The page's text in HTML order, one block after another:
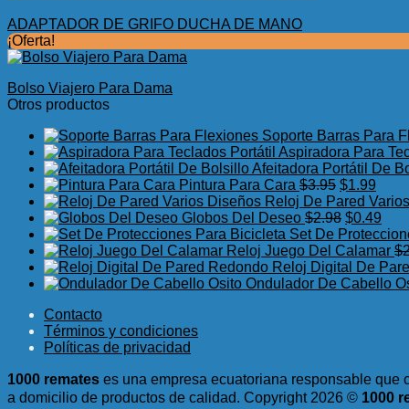
ADAPTADOR DE GRIFO DUCHA DE MANO
¡Oferta!
Bolso Viajero Para Dama
Otros productos
Soporte Barras Para
Aspiradora Para
Afeitadora Portátil De
Pintura Para Cara $3.95 El
precio
original
era:
$3.95.
$1.99
actual
es:
Reloj De Pared
Globos Del Deseo $2.98 El
precio
original
era:
$2.98.
$0.49
es:
Set De
Reloj Juego Del Calamar $
Reloj Digital De
Ondulador De Cabello
Contacto
Términos y condiciones
Políticas de privacidad
1000 remates es una empresa ecuatoriana responsable que
a domicilio de productos de calidad. Copyright 2026 © 1000